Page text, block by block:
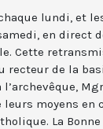
lundi, et
en direct
Cette
recteur de la
moyens en
La